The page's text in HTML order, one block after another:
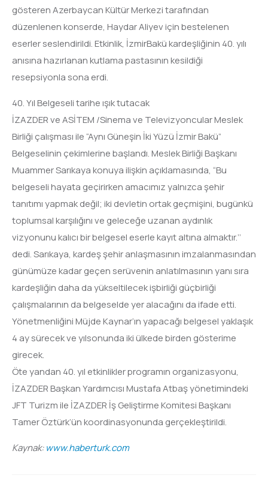
gösteren Azerbaycan Kültür Merkezi tarafından
düzenlenen konserde, Haydar Aliyev için bestelenen
eserler seslendirildi. Etkinlik, İzmirBakü kardeşliğinin 40. yılı
anısına hazırlanan kutlama pastasının kesildiği
resepsiyonla sona erdi.
40. Yıl Belgeseli tarihe ışık tutacak
İZAZDER ve ASİTEM /Sinema ve Televizyoncular Meslek
Birliği çalışması ile “Aynı Güneşin İki Yüzü İzmir Bakü”
Belgeselinin çekimlerine başlandı. Meslek Birliği Başkanı
Muammer Sarıkaya konuya ilişkin açıklamasında, “Bu
belgeseli hayata geçirirken amacımız yalnızca şehir
tanıtımı yapmak değil; iki devletin ortak geçmişini, bugünkü
toplumsal karşılığını ve geleceğe uzanan aydınlık
vizyonunu kalıcı bir belgesel eserle kayıt altına almaktır.’’
dedi. Sarıkaya, kardeş şehir anlaşmasının imzalanmasından
günümüze kadar geçen serüvenin anlatılmasının yanı sıra
kardeşliğin daha da yükseltilecek işbirliği güçbirliği
çalışmalarının da belgeselde yer alacağını da ifade etti.
Yönetmenliğini Müjde Kaynar’ın yapacağı belgesel yaklaşık
4 ay sürecek ve yılsonunda iki ülkede birden gösterime
girecek.
Öte yandan 40. yıl etkinlikler programın organizasyonu,
İZAZDER Başkan Yardımcısı Mustafa Atbaş yönetimindeki
JFT Turizm ile İZAZDER İş Geliştirme Komitesi Başkanı
Tamer Öztürk’ün koordinasyonunda gerçekleştirildi.
Kaynak:www.haberturk.com